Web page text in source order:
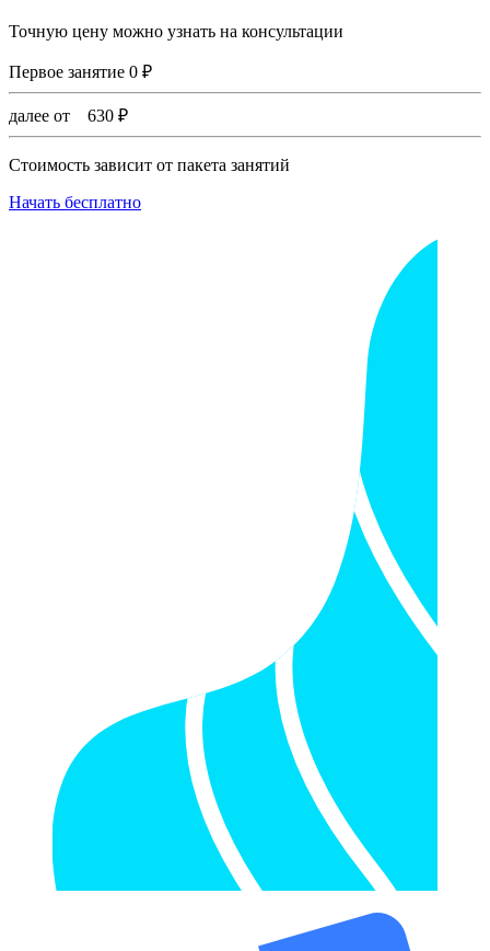
Точную цену можно узнать на консультации
Первое занятие 0 ₽
далее от 630 ₽
Стоимость зависит от пакета занятий
Начать бесплатно